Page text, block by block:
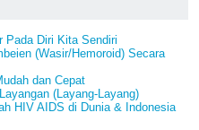
Pada Diri Kita Sendiri
(Wasir/Hemoroid) Secara
dan Cepat
(Layang-Layang)
HIV AIDS di Dunia & Indonesia